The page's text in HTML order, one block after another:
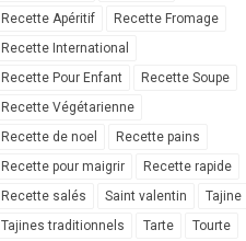
Recette Apéritif
Recette Fromage
Recette International
Recette Pour Enfant
Recette Soupe
Recette Végétarienne
Recette de noel
Recette pains
Recette pour maigrir
Recette rapide
Recette salés
Saint valentin
Tajine
Tajines traditionnels
Tarte
Tourte